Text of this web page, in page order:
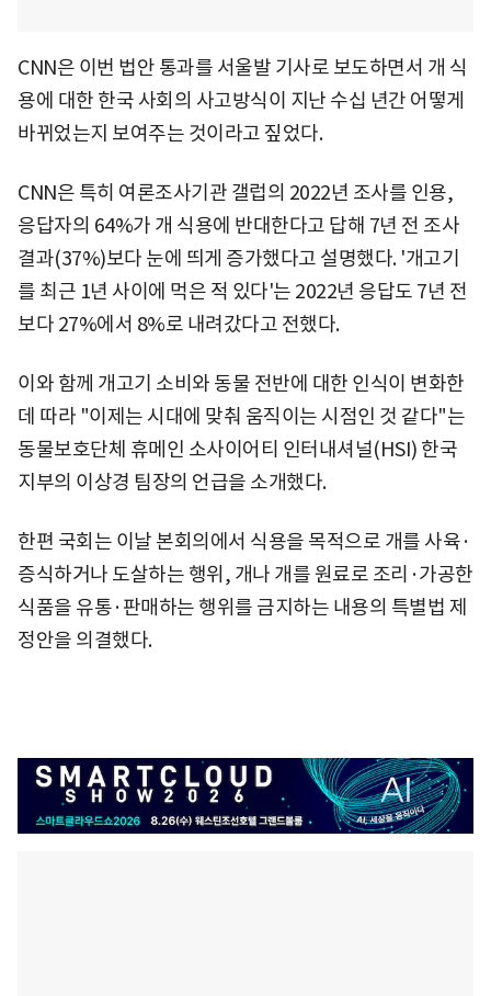
CNN은 이번 법안 통과를 서울발 기사로 보도하면서 개 식
용에 대한 한국 사회의 사고방식이 지난 수십 년간 어떻게
바뀌었는지 보여주는 것이라고 짚었다.
CNN은 특히 여론조사기관 갤럽의 2022년 조사를 인용,
응답자의 64%가 개 식용에 반대한다고 답해 7년 전 조사
결과(37%)보다 눈에 띄게 증가했다고 설명했다. '개고기
를 최근 1년 사이에 먹은 적 있다'는 2022년 응답도 7년 전
보다 27%에서 8%로 내려갔다고 전했다.
이와 함께 개고기 소비와 동물 전반에 대한 인식이 변화한
데 따라 "이제는 시대에 맞춰 움직이는 시점인 것 같다"는
동물보호단체 휴메인 소사이어티 인터내셔널(HSI) 한국
지부의 이상경 팀장의 언급을 소개했다.
한편 국회는 이날 본회의에서 식용을 목적으로 개를 사육·
증식하거나 도살하는 행위, 개나 개를 원료로 조리·가공한
식품을 유통·판매하는 행위를 금지하는 내용의 특별법 제
정안을 의결했다.